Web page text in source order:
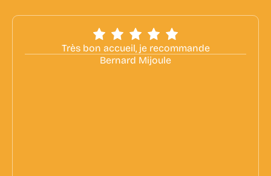
Très bon accueil, je recommande
Bernard Mijoule